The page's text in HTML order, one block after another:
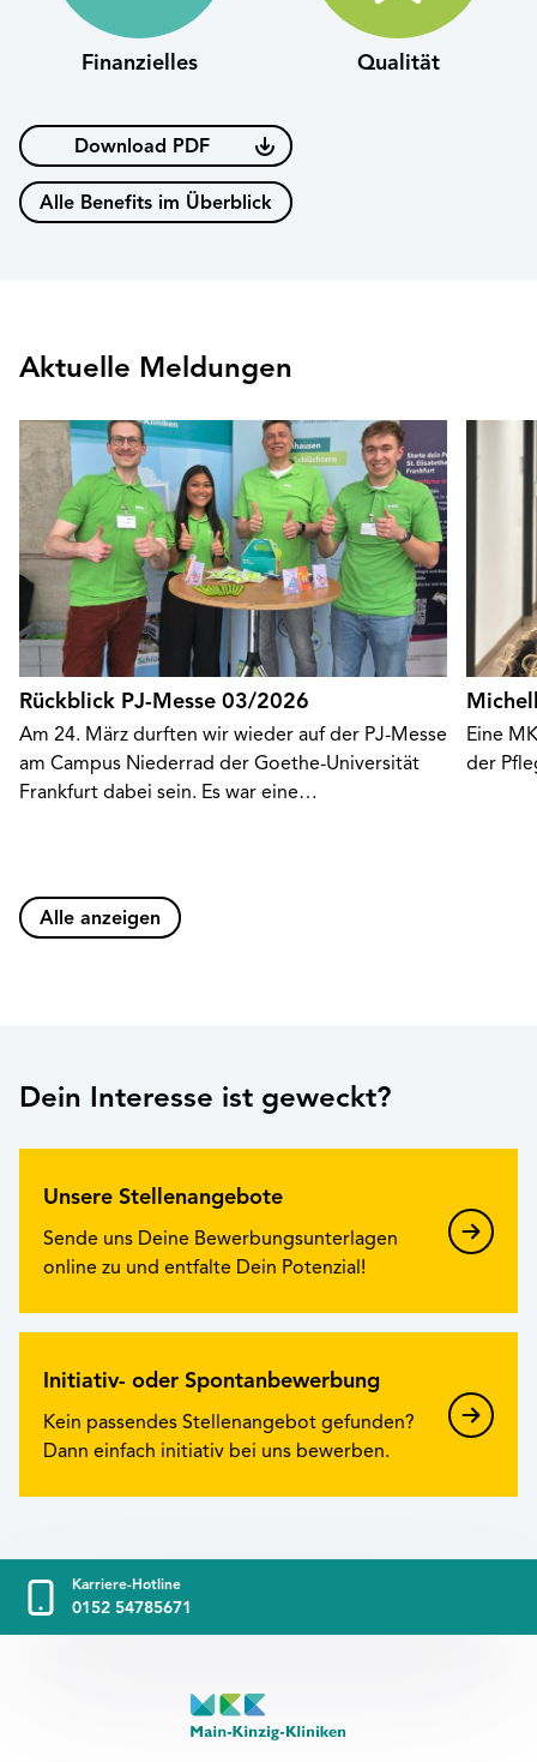
Finanzielles Qualität
Download PDF
Alle Benefits im Überblick
Aktuelle Meldungen
Rückblick PJ-Messe 03/2026
Am 24. März durften wir wieder auf der PJ-Messe
am Campus Niederrad der Goethe-Universität
Frankfurt dabei sein. Es war eine…
Eine
der
Alle anzeigen
Dein Interesse ist geweckt?
Unsere Stellenangebote
Sende uns Deine Bewerbungsunterlagen
online zu und entfalte Dein Potenzial!
Initiativ- oder Spontanbewerbung
Kein passendes Stellenangebot gefunden?
Dann einfach initiativ bei uns bewerben.
Karriere-Hotline
0152 54785671